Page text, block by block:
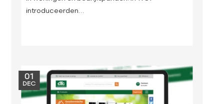
introduceerden…
01
DEC